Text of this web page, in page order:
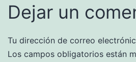
Dejar un
Tu dirección de correo
Los campos obligatorios están